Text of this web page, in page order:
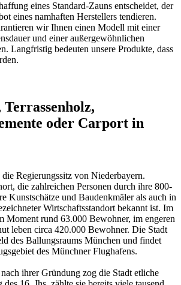
eines Standard-Zauns entscheidet, der
eines namhaften Herstellers tendieren.
wir Ihnen einen Modell mit einer
und einer außergewöhnlichen
Langfristig bedeuten unsere Produkte, dass
oder Carport in
Regierungssitz von Niederbayern.
die zahlreichen Personen durch ihre 800-
Kunstschätze und Baudenkmäler als auch in
Wirtschaftsstandort bekannt ist. Im
Moment rund 63.000 Bewohner, im engeren
leben circa 420.000 Bewohner. Die Stadt
des Ballungsraums München und findet
des Münchner Flughafens.
ihrer Gründung zog die Stadt etliche